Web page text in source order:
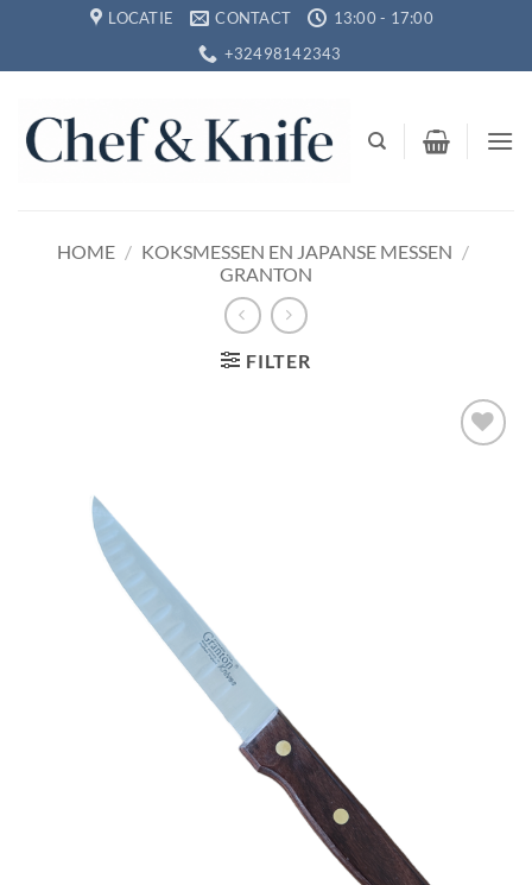
inhoud
LOCATIE CONTACT
13:00 - 17:00
+32498142343
HOME / KOKSMESSEN EN JAPANSE MESSEN /
GRANTON
FILTER